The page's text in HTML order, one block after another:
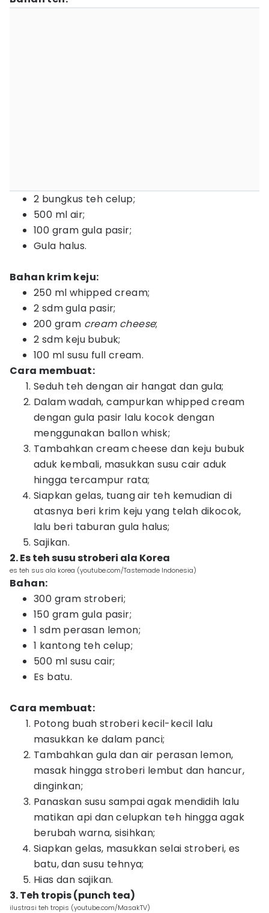
2 bungkus teh celup;
500 ml air;
100 gram gula pasir;
Gula halus.
Bahan krim keju:
250 ml whipped cream;
2 sdm gula pasir;
200 gram cream cheese;
2 sdm keju bubuk;
100 ml susu full cream.
Cara membuat:
Seduh teh dengan air hangat dan gula;
Dalam wadah, campurkan whipped cream
dengan gula pasir lalu kocok dengan
menggunakan ballon whisk;
Tambahkan cream cheese dan keju bubuk
aduk kembali, masukkan susu cair aduk
hingga tercampur rata;
Siapkan gelas, tuang air teh kemudian di
atasnya beri krim keju yang telah dikocok,
lalu beri taburan gula halus;
Sajikan.
2. Es teh susu stroberi ala Korea
es teh sus ala korea (youtube.com/Tastemade Indonesia)
Bahan:
300 gram stroberi;
150 gram gula pasir;
1 sdm perasan lemon;
1 kantong teh celup;
500 ml susu cair;
Es batu.
Cara membuat:
Potong buah stroberi kecil-kecil lalu
masukkan ke dalam panci;
Tambahkan gula dan air perasan lemon,
masak hingga stroberi lembut dan hancur,
dinginkan;
Panaskan susu sampai agak mendidih lalu
matikan api dan celupkan teh hingga agak
berubah warna, sisihkan;
Siapkan gelas, masukkan selai stroberi, es
batu, dan susu tehnya;
Hias dan sajikan.
3. Teh tropis (punch tea)
ilustrasi teh tropis (youtube.com/MasakTV)